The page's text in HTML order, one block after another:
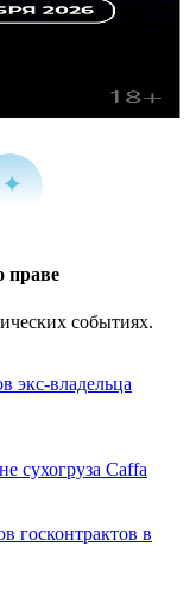
праве
событиях.
экс-владельца
сухогруза Caffa
госконтрактов в